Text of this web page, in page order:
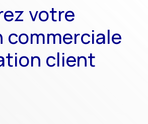
votre
commerciale
client